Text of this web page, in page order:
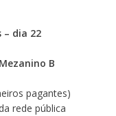
dia 22
B
pagantes)
rede pública